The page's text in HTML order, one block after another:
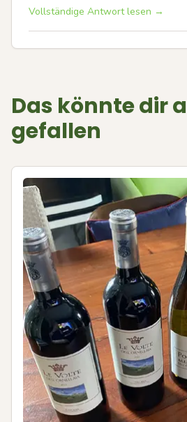
Vollständige Antwort lesen →
Das könnte dir
gefallen